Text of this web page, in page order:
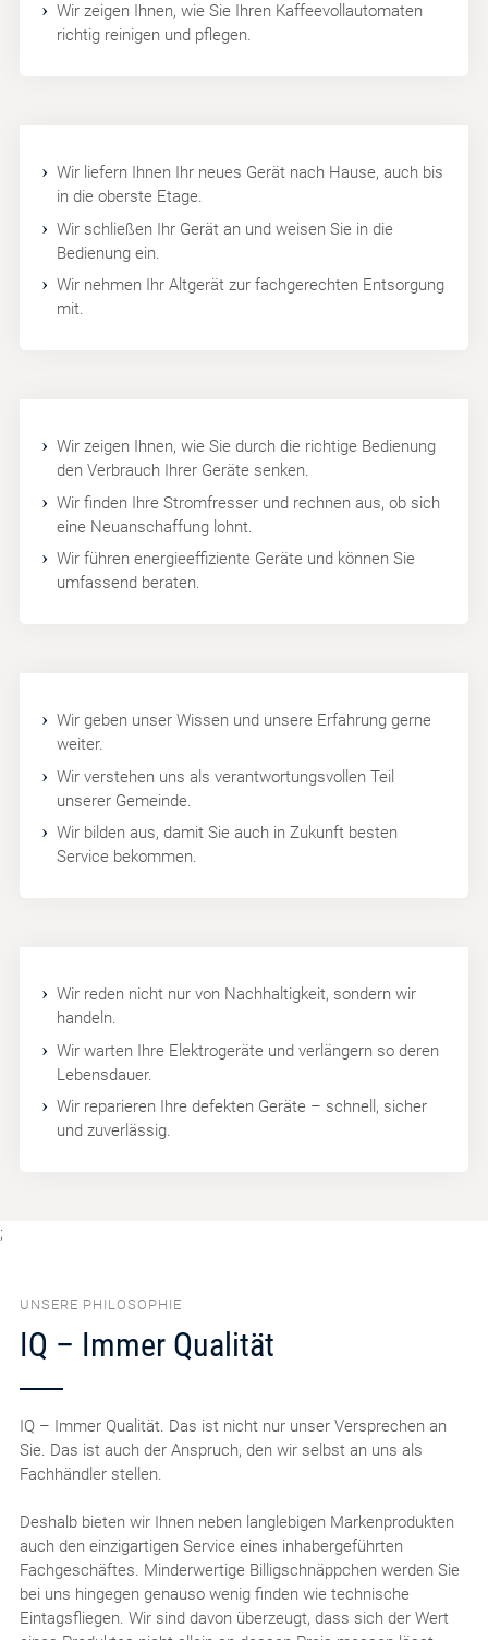
Wir zeigen Ihnen, wie Sie Ihren Kaffeevollautomaten
richtig reinigen und pflegen.
Wir liefern Ihnen Ihr neues Gerät nach Hause, auch bis
in die oberste Etage.
Wir schließen Ihr Gerät an und weisen Sie in die
Bedienung ein.
Wir nehmen Ihr Altgerät zur fachgerechten Entsorgung
mit.
Wir zeigen Ihnen, wie Sie durch die richtige Bedienung
den Verbrauch Ihrer Geräte senken.
Wir finden Ihre Stromfresser und rechnen aus, ob sich
eine Neuanschaffung lohnt.
Wir führen energieeffiziente Geräte und können Sie
umfassend beraten.
Wir geben unser Wissen und unsere Erfahrung gerne
weiter.
Wir verstehen uns als verantwortungsvollen Teil
unserer Gemeinde.
Wir bilden aus, damit Sie auch in Zukunft besten
Service bekommen.
Wir reden nicht nur von Nachhaltigkeit, sondern wir
handeln.
Wir warten Ihre Elektrogeräte und verlängern so deren
Lebensdauer.
Wir reparieren Ihre defekten Geräte – schnell, sicher
und zuverlässig.
;
UNSERE PHILOSOPHIE
IQ – Immer Qualität
IQ – Immer Qualität. Das ist nicht nur unser Versprechen an
Sie. Das ist auch der Anspruch, den wir selbst an uns als
Fachhändler stellen.
Deshalb bieten wir Ihnen neben langlebigen Markenprodukten
auch den einzigartigen Service eines inhabergeführten
Fachgeschäftes. Minderwertige Billigschnäppchen werden Sie
bei uns hingegen genauso wenig finden wie technische
Eintagsfliegen. Wir sind davon überzeugt, dass sich der Wert